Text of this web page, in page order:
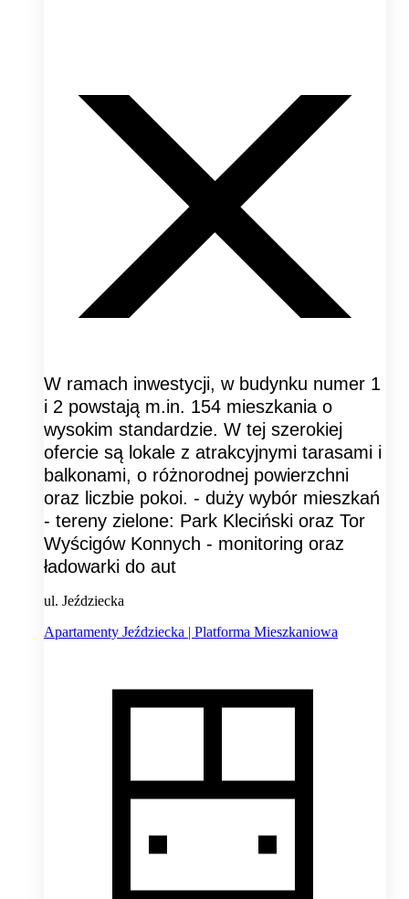
W ramach inwestycji, w budynku numer 1
i 2 powstają m.in. 154 mieszkania o
wysokim standardzie. W tej szerokiej
ofercie są lokale z atrakcyjnymi tarasami i
balkonami, o różnorodnej powierzchni
oraz liczbie pokoi. - duży wybór mieszkań
- tereny zielone: Park Kleciński oraz Tor
Wyścigów Konnych - monitoring oraz
ładowarki do aut
ul. Jeździecka
Apartamenty Jeździecka | Platforma Mieszkaniowa